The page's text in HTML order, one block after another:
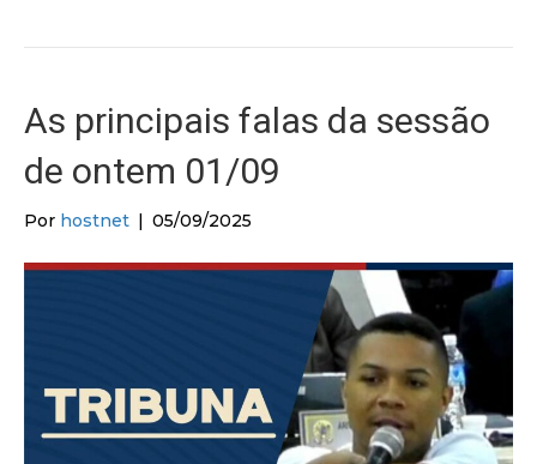
As principais falas da sessão
de ontem 01/09
Por hostnet | 05/09/2025